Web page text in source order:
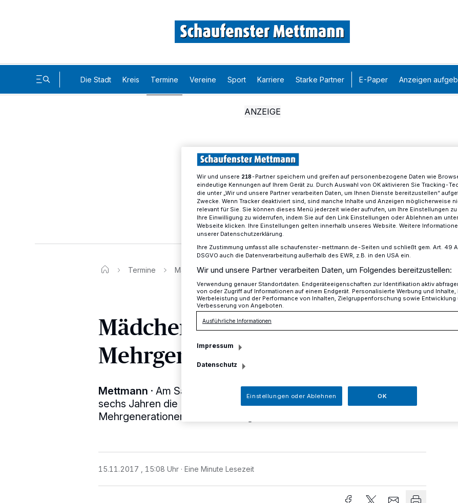
Die Stadt Kreis Termine Vereine Sport Karriere Starke Partner E-Paper Anzeigen
Termine Mädchentag im Mehrgenerationenhaus
Mädchentag im
Mehrgenerationenhaus
Mettmann · Am Samstag, 25. November, haben Mädchen im Alter ab
sechs Jahren die Möglichkeit, an vielen kreativen Aktionen im
Mehrgenerationenhaus am Königshof teilzunehmen.
15.11.2017 , 15:08 Uhr Eine Minute Lesezeit
Wir und unsere 218-Partner speichern und greifen auf personenbezogene Daten wie
eindeutige Kennungen auf Ihrem Gerät zu. Durch Auswahl von OK aktivieren Sie Tracking-
die unter „Wir und unsere Partner verarbeiten Daten, um Ihnen Dienste bereitzustellen“
Zwecke. Wenn Tracker deaktiviert sind, sind manche Inhalte und Anzeigen möglicherweise
relevant für Sie. Sie können dieses Menü jederzeit wieder aufrufen, um Ihre Einstellungen
Ihre Einwilligung zu widerrufen, indem Sie auf den Link Einstellungen oder Ablehnen am
Webseite klicken. Ihre Einstellungen gelten innerhalb unseres Website. Weitere
unserer Datenschutzerklärung.
Ihre Zustimmung umfasst alle schaufenster-mettmann.de-Seiten und schließt gem. Art. 49
DSGVO auch die Datenverarbeitung außerhalb des EWR, z.B. in den USA ein.
Wir und unsere Partner verarbeiten Daten, um Folgendes bereitzustellen:
Verwendung genauer Standortdaten. Endgeräteeigenschaften zur Identifikation aktiv
von oder Zugriff auf Informationen auf einem Endgerät. Personalisierte Werbung und
Werbeleistung und der Performance von Inhalten, Zielgruppenforschung sowie Entwicklung
Verbesserung von Angeboten.
Ausführliche Informationen
Impressum
Datenschutz
Einstellungen oder Ablehnen OK